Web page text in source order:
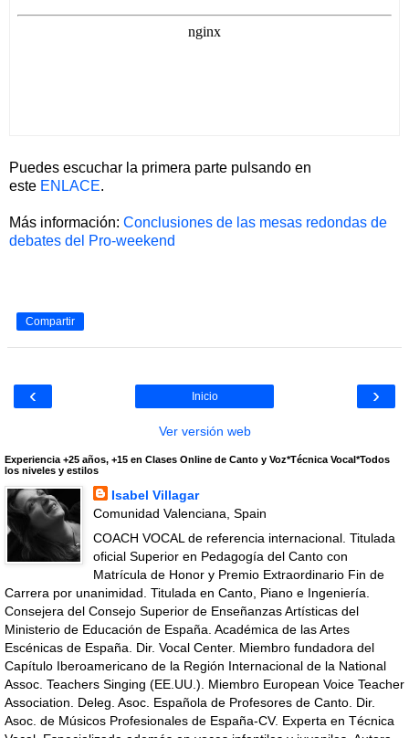
Puedes escuchar la primera parte pulsando en
este ENLACE.
Más información: Conclusiones de las mesas redondas de
debates del Pro-weekend
Compartir
‹ ›
Inicio
Ver versión web
Experiencia +25 años, +15 en Clases Online de Canto y Voz*Técnica Vocal*Todos
los niveles y estilos
Isabel Villagar
Comunidad Valenciana, Spain
COACH VOCAL de referencia internacional. Titulada
oficial Superior en Pedagogía del Canto con
Matrícula de Honor y Premio Extraordinario Fin de
Carrera por unanimidad. Titulada en Canto, Piano e Ingeniería.
Consejera del Consejo Superior de Enseñanzas Artísticas del
Ministerio de Educación de España. Académica de las Artes
Escénicas de España. Dir. Vocal Center. Miembro fundadora del
Capítulo Iberoamericano de la Región Internacional de la National
Assoc. Teachers Singing (EE.UU.). Miembro European Voice Teacher
Association. Deleg. Asoc. Española de Profesores de Canto. Dir.
Asoc. de Músicos Profesionales de España-CV. Experta en Técnica